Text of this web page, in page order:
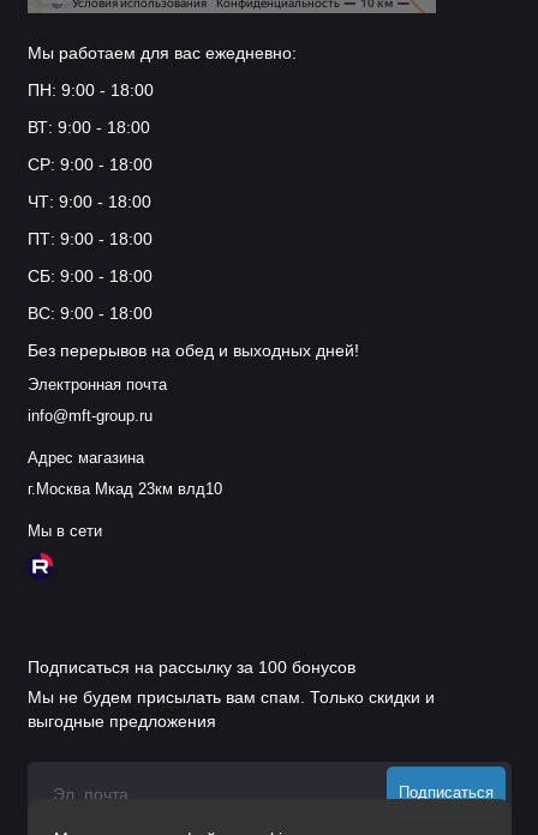
Мы работаем для вас ежедневно:
ПН: 9:00 - 18:00
ВТ: 9:00 - 18:00
СР: 9:00 - 18:00
ЧТ: 9:00 - 18:00
ПТ: 9:00 - 18:00
СБ: 9:00 - 18:00
ВС: 9:00 - 18:00
Без перерывов на обед и выходных дней!
Электронная почта
info@mft-group.ru
Адрес магазина
г.Москва Мкад 23км влд10
Мы в сети
Подписаться на рассылку за 100 бонусов
Мы не будем присылать вам спам. Только скидки и
выгодные предложения
Подписаться